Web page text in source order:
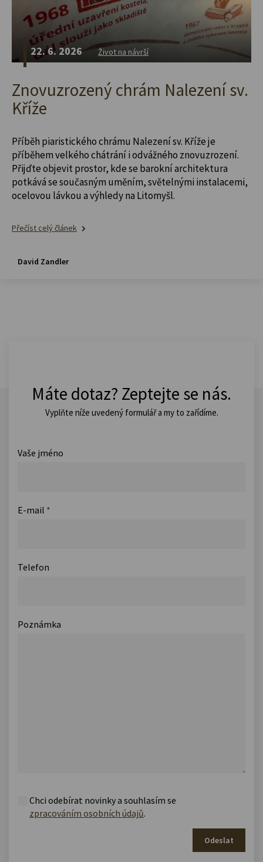
22. 6. 2026 Život na návrší
Znovuzrozený chrám Nalezení sv.
Kříže
Příběh piaristického chrámu Nalezení sv. Kříže je
příběhem velkého chátrání i odvážného znovuzrození.
Přijďte objevit prostor, kde se barokní architektura
potkává se současným uměním, světelnými instalacemi,
ocelovou lávkou a výhledy na Litomyšl.
Přečíst celý článek
David Zandler
Máte dotaz? Zeptejte se nás.
Vyplňte níže uvedený formulář a my to zařídíme.
Vaše jméno
E-mail *
Telefon
Poznámka
Chci odebírat novinky a souhlasím se
zpracováním osobních údajů.
Odeslat